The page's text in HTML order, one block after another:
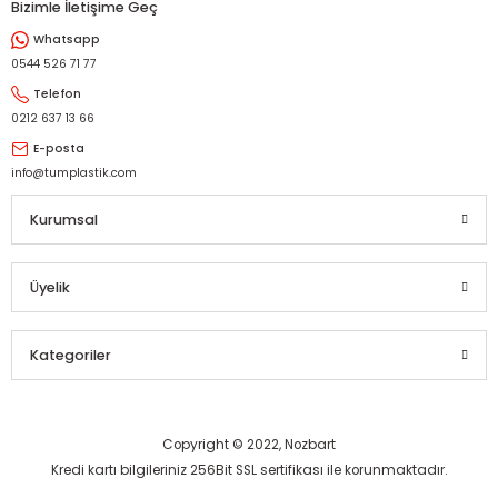
Bizimle İletişime Geç
Whatsapp
0544 526 71 77
Telefon
0212 637 13 66
E-posta
info@tumplastik.com
Kurumsal
Üyelik
Kategoriler
Copyright © 2022, Nozbart
Kredi kartı bilgileriniz 256Bit SSL sertifikası ile korunmaktadır.